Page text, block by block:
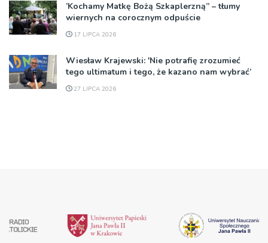
’Kochamy Matkę Bożą Szkaplerzną” – tłumy
wiernych na corocznym odpuście
17 LIPCA 2026
Wiesław Krajewski: 'Nie potrafię zrozumieć
tego ultimatum i tego, że kazano nam wybrać’
27 LIPCA 2026